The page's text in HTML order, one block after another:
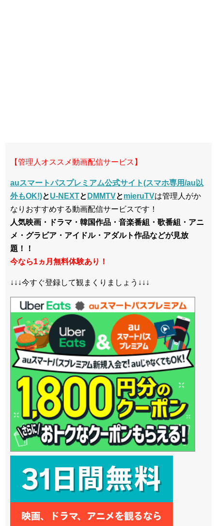
【管理人オススメ動画配信サービス】
auスマートパスプレミアム公式サイト(スマホ専用/au以
外もOK!)とU-NEXTと DMMTVとmieruTVは管理人がか
なりおすすめする動画配信サービスです！
人気映画・ドラマ・韓国作品・音楽番組・歌番組・アニ
メ・グラビア・アイドル・アダルト作品などが見放
題！！
今なら1ヵ月無料体験あり！
↓↓↓今すぐ登録して観まくりましょう↓↓↓